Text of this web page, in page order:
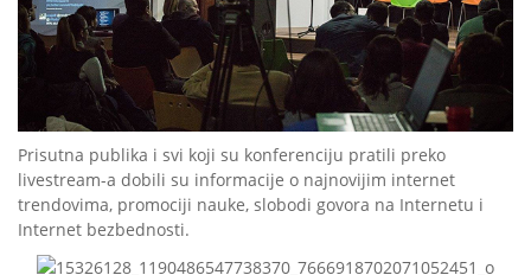
Prisutna publika i svi koji su konferenciju pratili preko
livestream-a dobili su informacije o najnovijim internet
trendovima, promociji nauke, slobodi govora na Internetu i
Internet bezbednosti.